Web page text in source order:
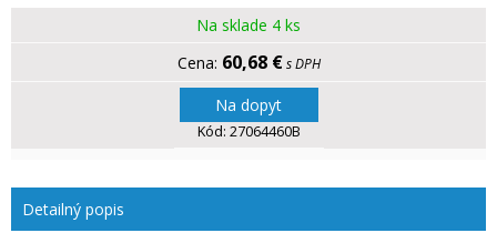
Na sklade 4 ks
60,68 € s DPH
Na dopyt
Kód: 27064460B
Detailný popis